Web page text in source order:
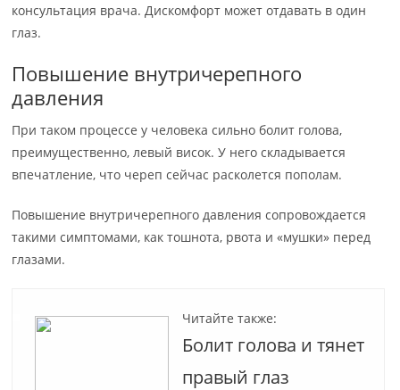
консультация врача. Дискомфорт может отдавать в один
глаз.
Повышение внутричерепного
давления
При таком процессе у человека сильно болит голова,
преимущественно, левый висок. У него складывается
впечатление, что череп сейчас расколется пополам.
Повышение внутричерепного давления сопровождается
такими симптомами, как тошнота, рвота и «мушки» перед
глазами.
Читайте также:
Болит голова и тянет
правый глаз